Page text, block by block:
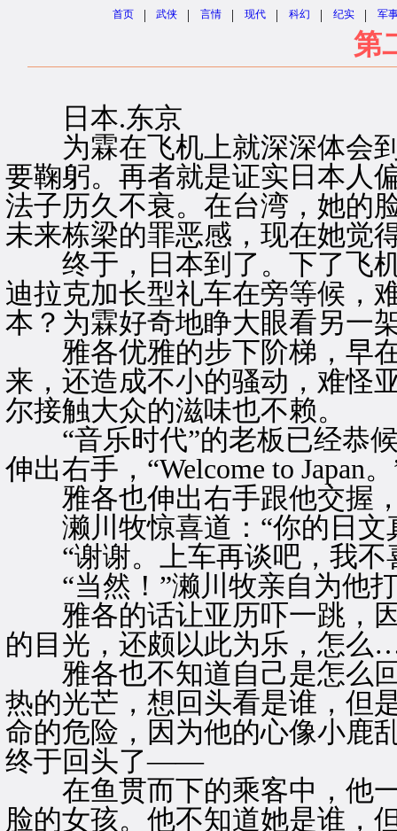
首页 | 武侠 | 言情 | 现代 | 科幻 | 纪实 | 军
第
日本.东京
为霖在飞机上就深深体会到
要鞠躬。再者就是证实日本人
法子历久不衰。在台湾，她的
未来栋梁的罪恶感，现在她觉
终于，日本到了。下了飞机
迪拉克加长型礼车在旁等候，
本？为霖好奇地睁大眼看另
雅各优雅的步下阶梯，早在
来，还造成不小的骚动，难怪
尔接触大众的滋味也不赖。
“音乐时代”的老板已经恭候
伸出右手，“Welcome to Japan
雅各也伸出右手跟他交握，
濑川牧惊喜道：“你的日文
“谢谢。上车再谈吧，我不
“当然！”濑川牧亲自为他
雅各的话让亚历吓一跳，因
的目光，还颇以此为乐，怎
雅各也不知道自己是怎么回
热的光芒，想回头看是谁，
命的危险，因为他的心像小鹿
终于回头了——
在鱼贯而下的乘客中，他一
脸的女孩。他不知道她是谁，